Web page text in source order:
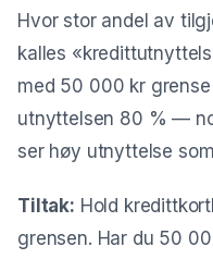
Hvor stor andel av
kalles
med 50 000 kr
utnyttelsen 80 % —
ser høy utnyttelse
Tiltak: Hold
grensen. Har du 50